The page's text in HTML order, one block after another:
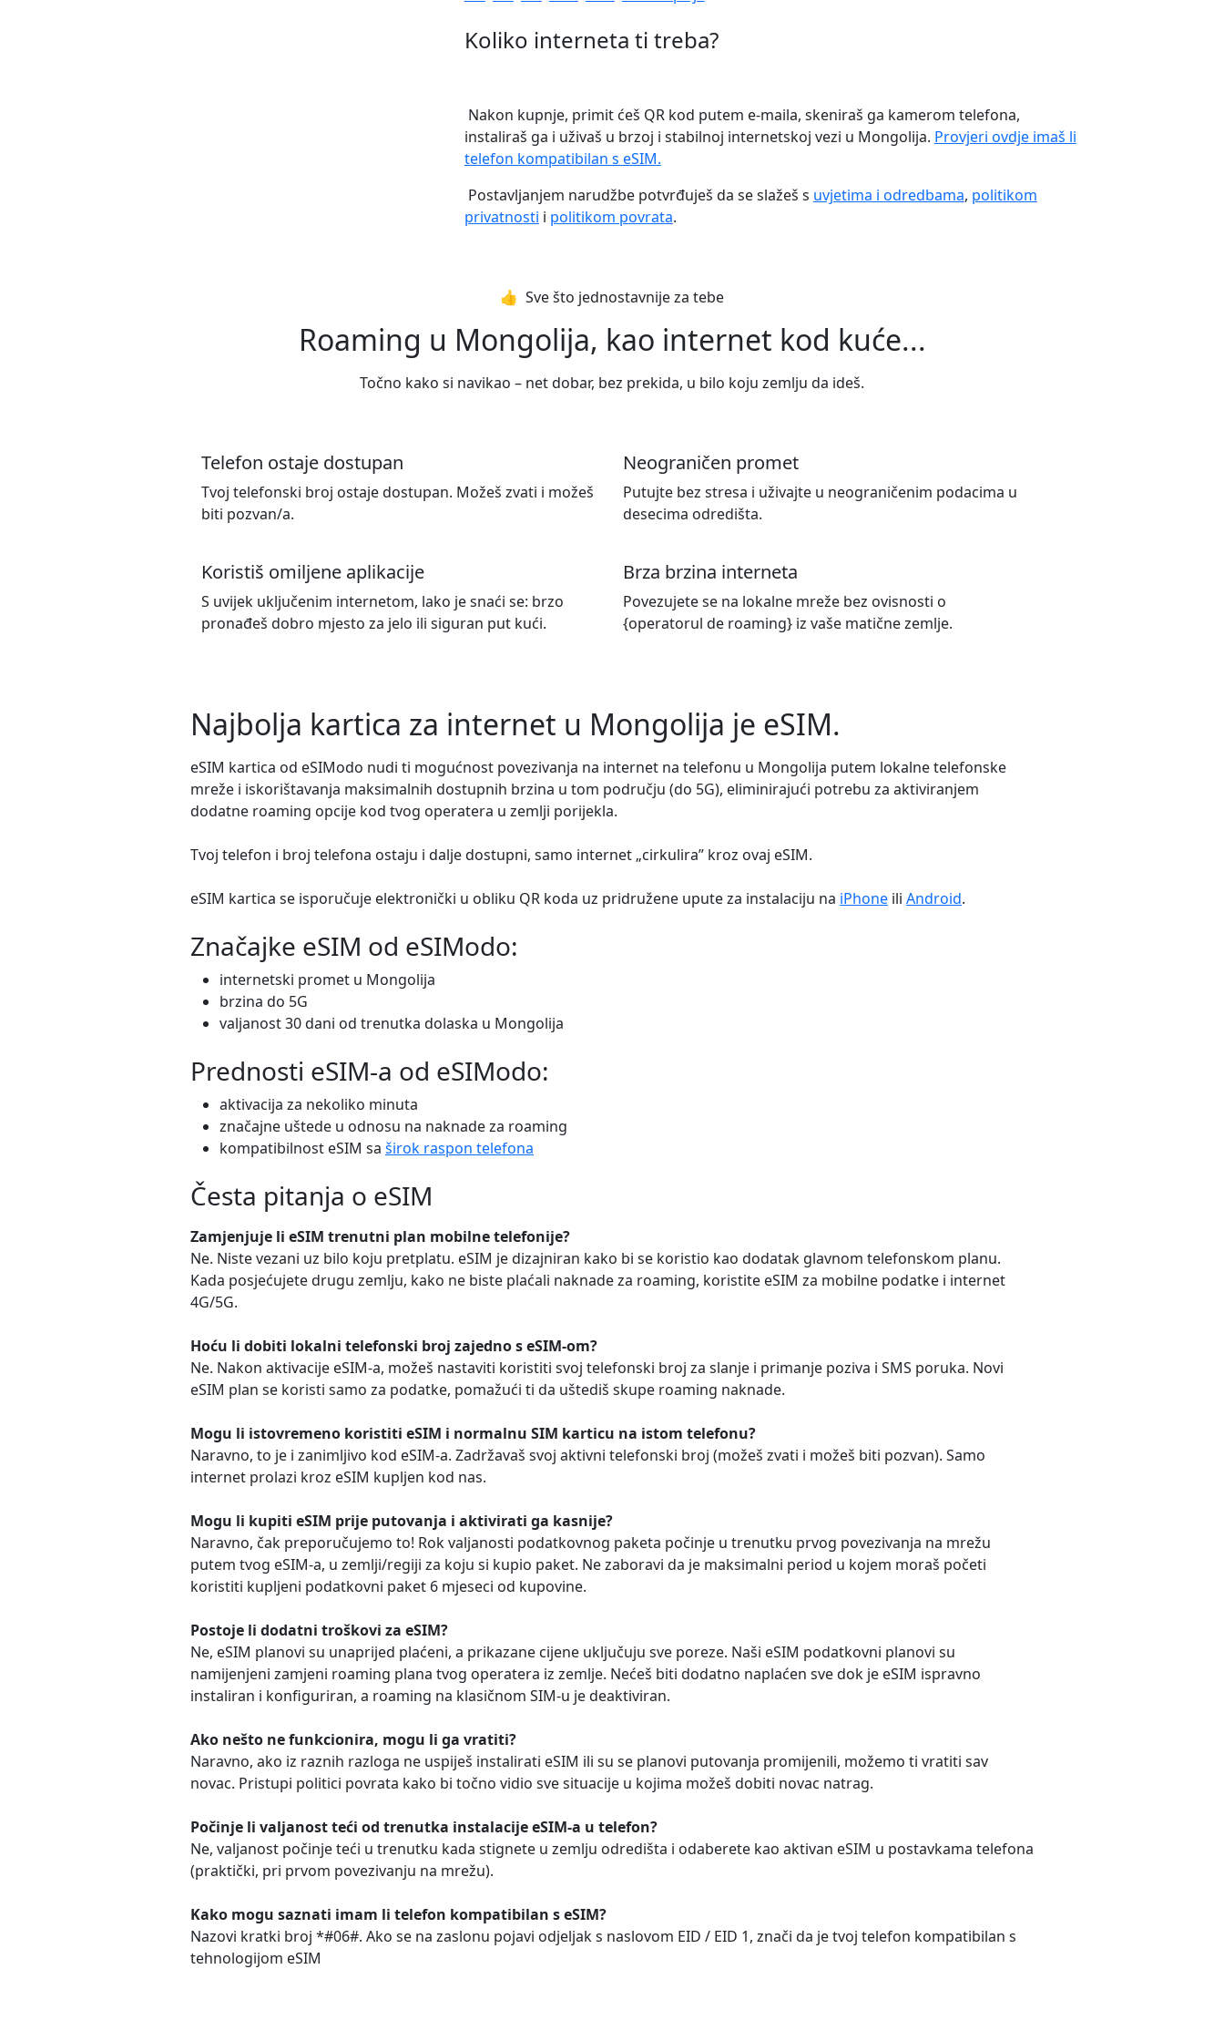
Koliko interneta ti treba?
Nakon kupnje, primit ćeš QR kod putem e-maila, skeniraš ga kamerom telefona,
instaliraš ga i uživaš u brzoj i stabilnoj internetskoj vezi u Mongolija. Provjeri ovdje imaš li
telefon kompatibilan s eSIM.
Postavljanjem narudžbe potvrđuješ da se slažeš s uvjetima i odredbama, politikom
privatnosti i politikom povrata.
👍️ Sve što jednostavnije za tebe
Roaming u Mongolija, kao internet kod kuće...
Točno kako si navikao – net dobar, bez prekida, u bilo koju zemlju da ideš.
Telefon ostaje dostupan
Tvoj telefonski broj ostaje dostupan. Možeš zvati i možeš
biti pozvan/a.
Neograničen promet
Putujte bez stresa i uživajte u neograničenim podacima u
desecima odredišta.
Koristiš omiljene aplikacije
S uvijek uključenim internetom, lako je snaći se: brzo
pronađeš dobro mjesto za jelo ili siguran put kući.
Brza brzina interneta
Povezujete se na lokalne mreže bez ovisnosti o
{operatorul de roaming} iz vaše matične zemlje.
Najbolja kartica za internet u Mongolija je eSIM.
eSIM kartica od eSIModo nudi ti mogućnost povezivanja na internet na telefonu u Mongolija putem lokalne telefonske
mreže i iskorištavanja maksimalnih dostupnih brzina u tom području (do 5G), eliminirajući potrebu za aktiviranjem
dodatne roaming opcije kod tvog operatera u zemlji porijekla.
Tvoj telefon i broj telefona ostaju i dalje dostupni, samo internet „cirkulira” kroz ovaj eSIM.
eSIM kartica se isporučuje elektronički u obliku QR koda uz pridružene upute za instalaciju na iPhone ili Android.
Značajke eSIM od eSIModo:
internetski promet u Mongolija
brzina do 5G
valjanost 30 dani od trenutka dolaska u Mongolija
Prednosti eSIM-a od eSIModo:
aktivacija za nekoliko minuta
značajne uštede u odnosu na naknade za roaming
kompatibilnost eSIM sa širok raspon telefona
Česta pitanja o eSIM
Zamjenjuje li eSIM trenutni plan mobilne telefonije?
Ne. Niste vezani uz bilo koju pretplatu. eSIM je dizajniran kako bi se koristio kao dodatak glavnom telefonskom planu.
Kada posjećujete drugu zemlju, kako ne biste plaćali naknade za roaming, koristite eSIM za mobilne podatke i internet
4G/5G.
Hoću li dobiti lokalni telefonski broj zajedno s eSIM-om?
Ne. Nakon aktivacije eSIM-a, možeš nastaviti koristiti svoj telefonski broj za slanje i primanje poziva i SMS poruka. Novi
eSIM plan se koristi samo za podatke, pomažući ti da uštediš skupe roaming naknade.
Mogu li istovremeno koristiti eSIM i normalnu SIM karticu na istom telefonu?
Naravno, to je i zanimljivo kod eSIM-a. Zadržavaš svoj aktivni telefonski broj (možeš zvati i možeš biti pozvan). Samo
internet prolazi kroz eSIM kupljen kod nas.
Mogu li kupiti eSIM prije putovanja i aktivirati ga kasnije?
Naravno, čak preporučujemo to! Rok valjanosti podatkovnog paketa počinje u trenutku prvog povezivanja na mrežu
putem tvog eSIM-a, u zemlji/regiji za koju si kupio paket. Ne zaboravi da je maksimalni period u kojem moraš početi
koristiti kupljeni podatkovni paket 6 mjeseci od kupovine.
Postoje li dodatni troškovi za eSIM?
Ne, eSIM planovi su unaprijed plaćeni, a prikazane cijene uključuju sve poreze. Naši eSIM podatkovni planovi su
namijenjeni zamjeni roaming plana tvog operatera iz zemlje. Nećeš biti dodatno naplaćen sve dok je eSIM ispravno
instaliran i konfiguriran, a roaming na klasičnom SIM-u je deaktiviran.
Ako nešto ne funkcionira, mogu li ga vratiti?
Naravno, ako iz raznih razloga ne uspiješ instalirati eSIM ili su se planovi putovanja promijenili, možemo ti vratiti sav
novac. Pristupi politici povrata kako bi točno vidio sve situacije u kojima možeš dobiti novac natrag.
Počinje li valjanost teći od trenutka instalacije eSIM-a u telefon?
Ne, valjanost počinje teći u trenutku kada stignete u zemlju odredišta i odaberete kao aktivan eSIM u postavkama telefona
(praktički, pri prvom povezivanju na mrežu).
Kako mogu saznati imam li telefon kompatibilan s eSIM?
Nazovi kratki broj *#06#. Ako se na zaslonu pojavi odjeljak s naslovom EID / EID 1, znači da je tvoj telefon kompatibilan s
tehnologijom eSIM